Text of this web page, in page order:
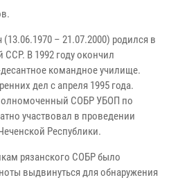
– 21.07.2000) родился в
В 1992 году окончил
командное училище.
дел с апреля 1995 года.
СОБР УБОП по
участвовал в проведении
Республики.
рязанского СОБР было
выдвинуться для обнаружения